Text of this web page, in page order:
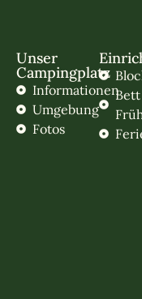
Unser
Campingplatz
Informationen
Umgebung
Fotos
Bett